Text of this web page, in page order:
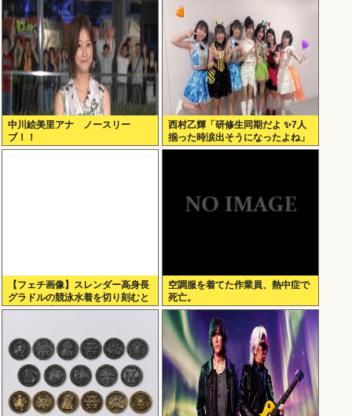
中川絵美里アナ ノースリー
ブ！！
西村乙輝「研修生同期だよ ✨7人
揃った時涙出そうになったよね」
【フェチ画像】スレンダー高身長
グラドルの競泳水着を切り刻むと
ヌルヌル 大開脚×マッサージ
空調服を着てた作業員、熱中症で
死亡。